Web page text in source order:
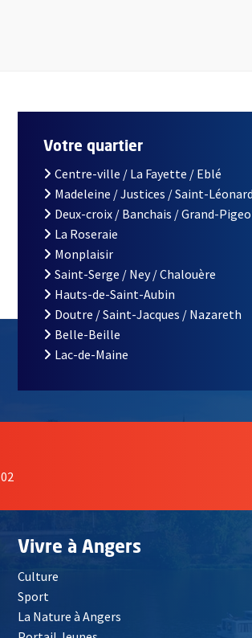
obligatoire)
DEMANDE D'INSCRIPTION À LA LETTRE
fenêtre
nouvelle fenêtre
Votre quartier
Centre-ville / La Fayette / Eblé
Madeleine / Justices / Saint-Léonard
Deux-croix / Banchais / Grand-
La Roseraie
Monplaisir
Saint-Serge / Ney / Chalouère
Hauts-de-Saint-Aubin
Doutre / Saint-Jacques / Nazareth
Belle-Beille
Lac-de-Maine
Vivre à Angers
Culture
Sport
La Nature à Angers